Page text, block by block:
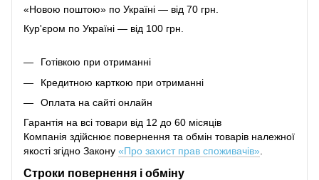
«Новою поштою» по Україні — від 70 грн.
Кур'єром по Україні — від 100 грн.
Готівкою при отриманні
Кредитною карткою при отриманні
Оплата на сайті онлайн
Гарантія на всі товари від 12 до 60 місяців
Компанія здійснює повернення та обмін товарів належної
якості згідно Закону «Про захист прав споживачів».
Строки повернення і обміну